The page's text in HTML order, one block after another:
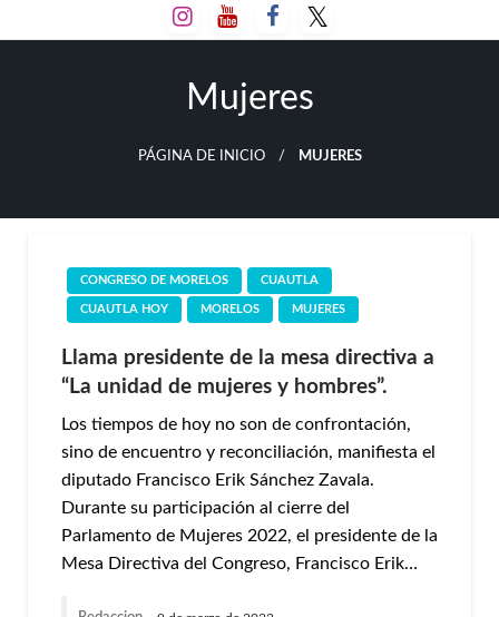
al
Mujeres
PÁGINA DE INICIO MUJERES
CONGRESO DE MORELOS CUAUTLA
CUAUTLA HOY MORELOS MUJERES
Llama presidente de la mesa directiva a
“La unidad de mujeres y hombres”.
Los tiempos de hoy no son de confrontación,
sino de encuentro y reconciliación, manifiesta el
diputado Francisco Erik Sánchez Zavala.
Durante su participación al cierre del
Parlamento de Mujeres 2022, el presidente de la
Mesa Directiva del Congreso, Francisco Erik…